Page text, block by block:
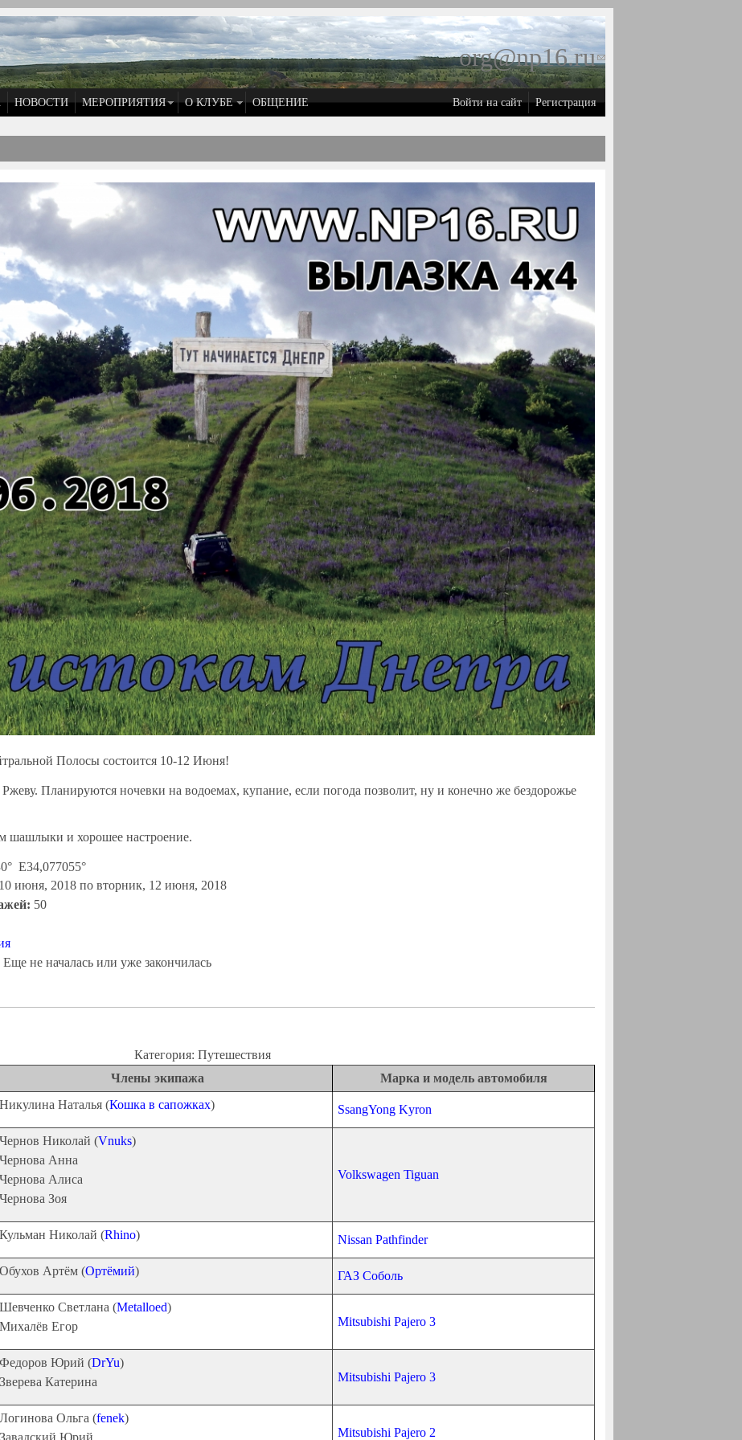
org@np16.ru(ссылка для
отправки
НОВОСТИ МЕРОПРИЯТИЯ О КЛУБЕ ОБЩЕНИЕ Войти на сайт Регистрация
Полосы состоится 10-12 Июня!
Планируются ночевки на водоемах, купание, если погода позволит, ну и конечно же бездорожье
шашлыки и хорошее настроение.
E34,077055°
июня, 2018 по вторник, 12 июня, 2018
50
Еще не началась или уже закончилась
Категория: Путешествия
Члены экипажа Марка и модель автомобиля
Никулина Наталья (Кошка в сапожках) SsangYong Kyron
Чернов Николай (Vnuks)
Чернова Анна
Чернова Алиса
Чернова Зоя
Volkswagen Tiguan
Кульман Николай (Rhino) Nissan Pathfinder
Обухов Артём (Ортёмий) ГАЗ Соболь
Шевченко Светлана (Metalloed)
Михалёв Егор
Mitsubishi Pajero 3
Федоров Юрий (DrYu)
Зверева Катерина
Mitsubishi Pajero 3
Логинова Ольга (fenek)
Mitsubishi Pajero 2